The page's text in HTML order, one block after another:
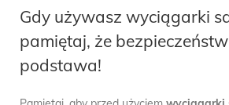
Gdy używasz wyciągarki
pamiętaj, że
podstawa!